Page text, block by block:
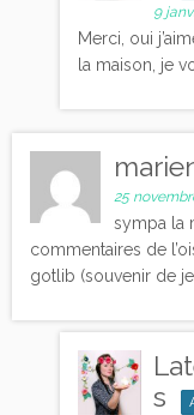
9
Merci, oui
la maison, je
25
sympa la
commentaires de
gotlib (souvenir de
s